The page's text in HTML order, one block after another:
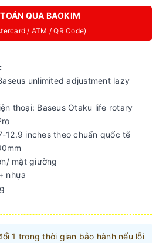
QUA BAOKIM
/ ATM / QR Code)
unlimited adjustment lazy
thoại: Baseus Otaku life rotary
12.9 inches theo chuẩn quốc tế
mặt giường
nhựa
1 trong thời gian bảo hành nếu lỗi